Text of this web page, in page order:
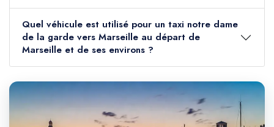
Quel véhicule est utilisé pour un taxi notre dame
de la garde vers Marseille au départ de
Marseille et de ses environs ?